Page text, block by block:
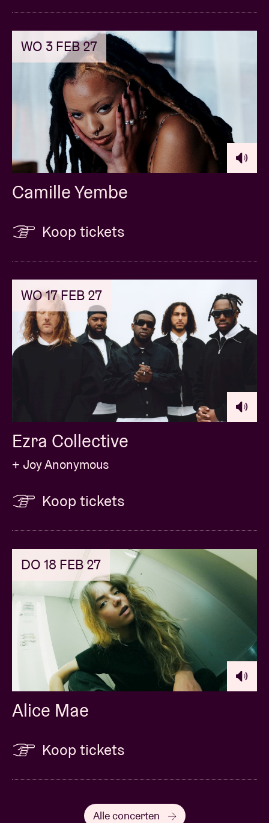
WO 3 FEB 27
Camille Yembe
Koop tickets
WO 17 FEB 27
Ezra Collective
+ Joy Anonymous
Koop tickets
DO 18 FEB 27
Alice Mae
Koop tickets
Alle concerten